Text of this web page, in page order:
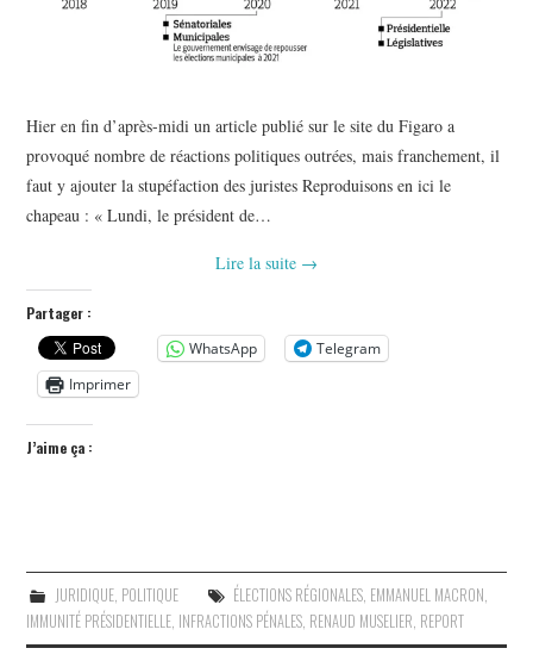
Hier en fin d’après-midi un article publié sur le site du Figaro a
provoqué nombre de réactions politiques outrées, mais franchement, il
faut y ajouter la stupéfaction des juristes Reproduisons en ici le
chapeau : « Lundi, le président de…
Lire la suite →
Partager :
WhatsApp
Telegram
Imprimer
J’aime ça :
JURIDIQUE, POLITIQUE ÉLECTIONS RÉGIONALES, EMMANUEL MACRON,
IMMUNITÉ PRÉSIDENTIELLE, INFRACTIONS PÉNALES, RENAUD MUSELIER, REPORT